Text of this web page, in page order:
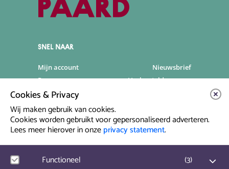
SNEL NAAR
Mijn account
Nieuwsbrief
Programma
Veelgestelde vragen
Partners & Sponsoren
Artiesten info
Prinsegracht 12
Cookies & Privacy
Wij maken gebruik van cookies.
Cookies worden gebruikt voor gepersonaliseerd adverteren.
Lees meer hierover in onzeprivacy statement.
Functioneel (3)